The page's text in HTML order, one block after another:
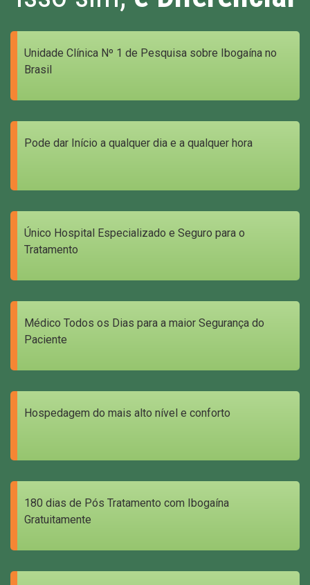
Unidade Clínica Nº 1 de Pesquisa sobre Ibogaína no
Brasil
Pode dar Início a qualquer dia e a qualquer hora
Único Hospital Especializado e Seguro para o
Tratamento
Médico Todos os Dias para a maior Segurança do
Paciente
Hospedagem do mais alto nível e conforto
180 dias de Pós Tratamento com Ibogaína
Gratuitamente